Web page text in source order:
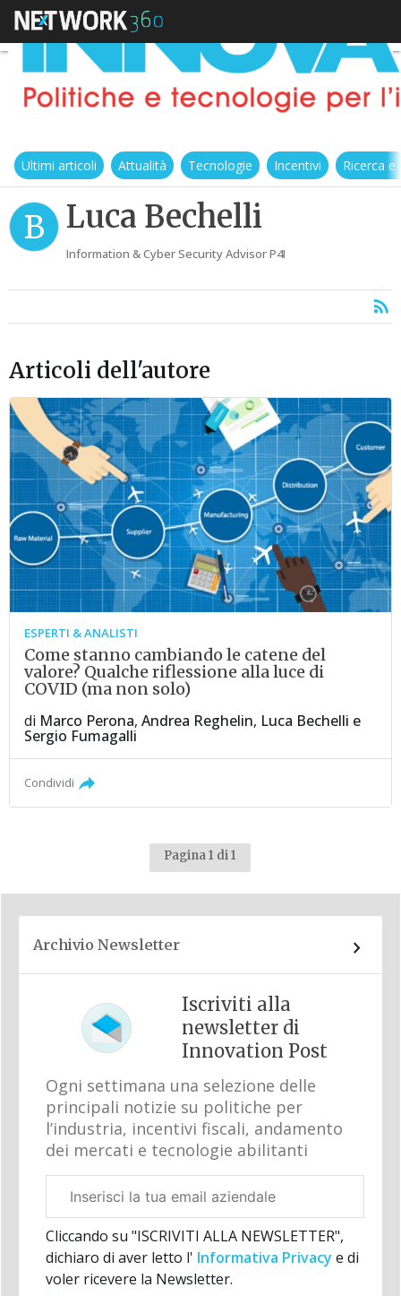
Ultimi articoli Attualità Tecnologie Incentivi Ricerca
B Luca Bechelli
Information & Cyber Security Advisor P4I
Articoli dell'autore
ESPERTI & ANALISTI
Come stanno cambiando le catene del
valore? Qualche riflessione alla luce di
COVID (ma non solo)
di Marco Perona,Andrea Reghelin, Luca Bechelli e
Sergio Fumagalli
Condividi
Pagina 1 di 1
Archivio Newsletter
Iscriviti alla
newsletter di
Innovation Post
Ogni settimana una selezione delle
principali notizie su politiche per
l’industria, incentivi fiscali, andamento
dei mercati e tecnologie abilitanti
aziendale
Cliccando su "ISCRIVITI ALLA NEWSLETTER",
dichiaro di aver letto l' Informativa Privacy e di
voler ricevere la Newsletter.